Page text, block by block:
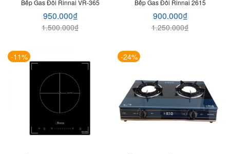
Bếp Gas Đôi Rinnai VR-365
1.500.000₫
950.000₫
Bếp Gas Đôi Rinnai 2615
1.250.000₫
900.000₫
-11% -24%